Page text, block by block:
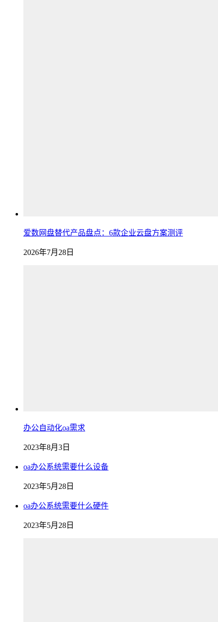
爱数网盘替代产品盘点：6款企业云盘方案测评
2026年7月28日
办公自动化oa需求
2023年8月3日
oa办公系统需要什么设备
2023年5月28日
oa办公系统需要什么硬件
2023年5月28日